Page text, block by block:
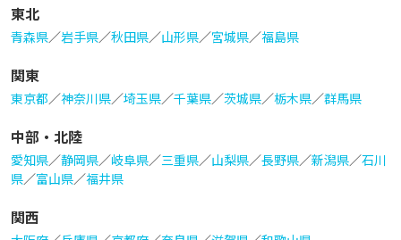
東北
青森県／岩手県／秋田県／山形県／宮城県／福島県
関東
東京都／神奈川県／埼玉県／千葉県／茨城県／栃木県／群馬県
中部・北陸
愛知県／静岡県／岐阜県／三重県／山梨県／長野県／新潟県／石川
県／富山県／福井県
関西